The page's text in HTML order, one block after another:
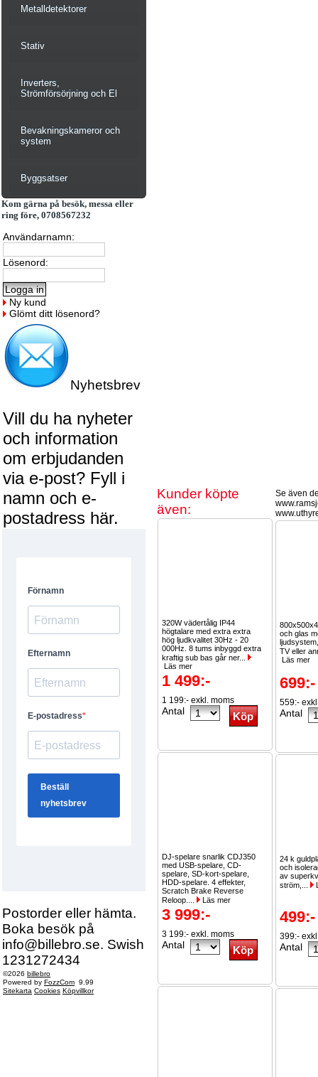
Metalldetektorer
Stativ
Inverters,
Strömförsörjning och El
Bevakningskameror och
system
Byggsatser
Kom gärna på besök, messa eller
ring före, 0708567232
Användarnamn:
Lösenord:
Ny kund
Glömt ditt lösenord?
Nyhetsbrev
Vill du ha nyheter
och information
om erbjudanden
via e-post? Fyll i
namn och e-
postadress här.
Postorder eller hämta.
Boka besök på
info@billebro.se. Swish
1231272434
©2026 billebro
Powered by FozzCom 9.99
Sitekarta Cookies Köpvillkor
Kunder köpte
även:
320W vädertålig IP44
högtalare med extra extra
hög ljudkvalitet 30Hz - 20
000Hz. 8 tums inbyggd extra
kraftig sub bas går ner...
Läs mer
1 499:-
1 199:- exkl. moms
Antal
DJ-spelare snarlik CDJ350
med USB-spelare, CD-
spelare, SD-kort-spelare,
HDD-spelare. 4 effekter,
Scratch Brake Reverse
Reloop....
Läs mer
3 999:-
3 199:- exkl. moms
Antal
Se även
och glas
TV eller
Läs mer
699:-
559:-
Antal
24 k
och
av
ström,...
499:-
399:-
Antal